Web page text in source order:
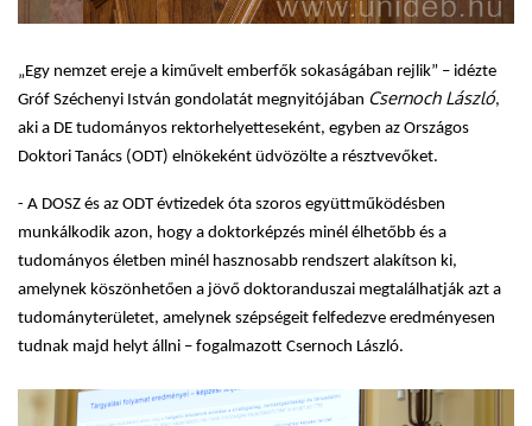
„Egy nemzet ereje a kiművelt emberfők sokaságában rejlik” – idézte
Gróf Széchenyi István gondolatát megnyitójában Csernoch László,
aki a DE tudományos rektorhelyetteseként, egyben az Országos
Doktori Tanács (ODT) elnökeként üdvözölte a résztvevőket.
- A DOSZ és az ODT évtizedek óta szoros együttműködésben
munkálkodik azon, hogy a doktorképzés minél élhetőbb és a
tudományos életben minél hasznosabb rendszert alakítson ki,
amelynek köszönhetően a jövő doktoranduszai megtalálhatják azt a
tudományterületet, amelynek szépségeit felfedezve eredményesen
tudnak majd helyt állni – fogalmazott Csernoch László.